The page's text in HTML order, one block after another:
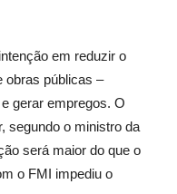
em reduzir o
obras públicas –
gerar empregos. O
segundo o ministro da
será maior do que o
o FMI impediu o